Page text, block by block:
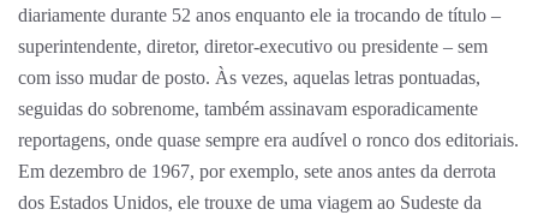
diariamente durante 52 anos enquanto ele ia trocando de título –
superintendente, diretor, diretor-executivo ou presidente – sem
com isso mudar de posto. Às vezes, aquelas letras pontuadas,
seguidas do sobrenome, também assinavam esporadicamente
reportagens, onde quase sempre era audível o ronco dos editoriais.
Em dezembro de 1967, por exemplo, sete anos antes da derrota
dos Estados Unidos, ele trouxe de uma viagem ao Sudeste da